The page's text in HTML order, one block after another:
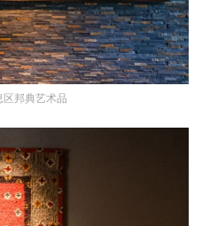
邦典艺术品